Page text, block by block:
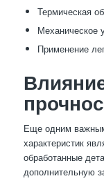
Термическая
Механическое
Применение
Еще одним
характеристик
обработанные
дополнительную